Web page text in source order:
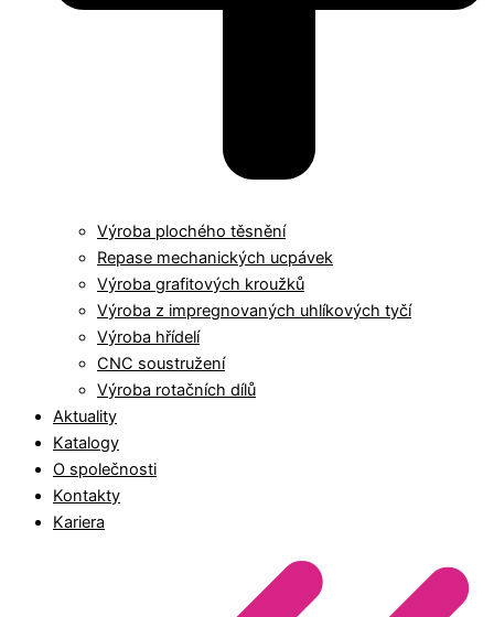
Výroba plochého těsnění
Repase mechanických ucpávek
Výroba grafitových kroužků
Výroba z impregnovaných uhlíkových tyčí
Výroba hřídelí
CNC soustružení
Výroba rotačních dílů
Aktuality
Katalogy
O společnosti
Kontakty
Kariera